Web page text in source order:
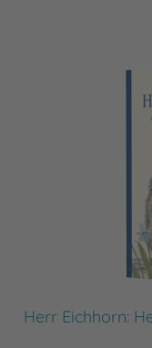
Herr Eichhorn: